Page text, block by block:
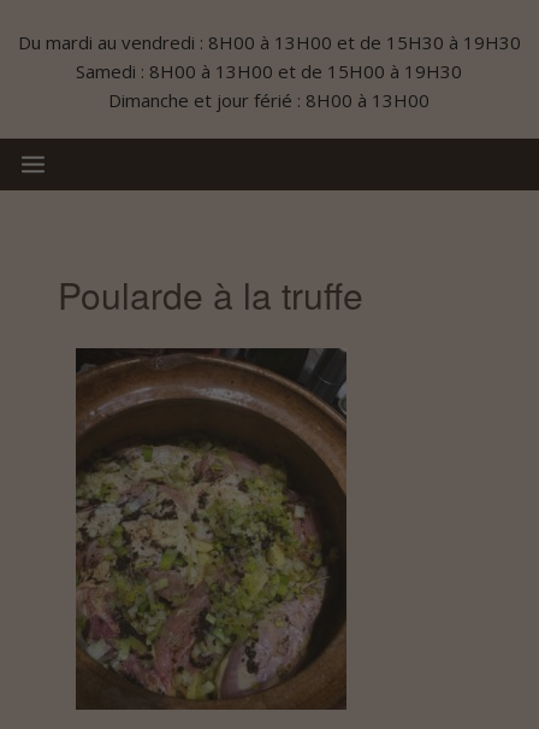
Du mardi au vendredi : 8H00 à 13H00 et de 15H30 à 19H30
Samedi : 8H00 à 13H00 et de 15H00 à 19H30
Dimanche et jour férié : 8H00 à 13H00
Poularde à la truffe